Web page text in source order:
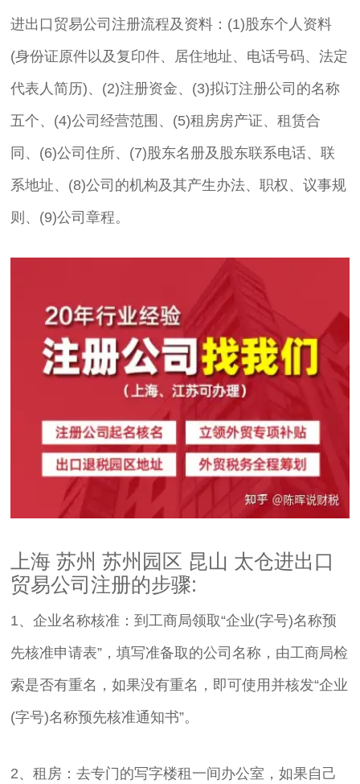
进出口贸易公司注册流程及资料：(1)股东个人资料
(身份证原件以及复印件、居住地址、电话号码、法定
代表人简历)、(2)注册资金、(3)拟订注册公司的名称
五个、(4)公司经营范围、(5)租房房产证、租赁合
同、(6)公司住所、(7)股东名册及股东联系电话、联
系地址、(8)公司的机构及其产生办法、职权、议事规
则、(9)公司章程。
上海 苏州 苏州园区 昆山 太仓进出口
贸易公司注册的步骤:
1、企业名称核准：到工商局领取“企业(字号)名称预
先核准申请表”，填写准备取的公司名称，由工商局检
索是否有重名，如果没有重名，即可使用并核发“企业
(字号)名称预先核准通知书”。
2、租房：去专门的写字楼租一间办公室，如果自己